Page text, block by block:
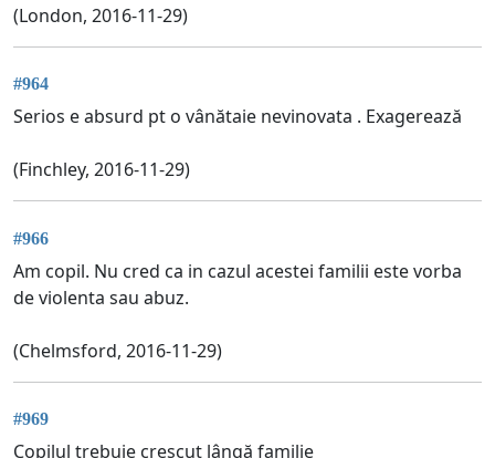
(London, 2016-11-29)
#964
Serios e absurd pt o vânătaie nevinovata . Exagerează
(Finchley, 2016-11-29)
#966
Am copil. Nu cred ca in cazul acestei familii este vorba
de violenta sau abuz.
(Chelmsford, 2016-11-29)
#969
Copilul trebuie crescut lângă familie